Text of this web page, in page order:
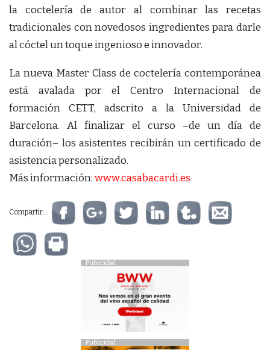
la coctelería de autor al combinar las recetas
tradicionales con novedosos ingredientes para darle
al cóctel un toque ingenioso e innovador.
La nueva Master Class de coctelería contemporánea
está avalada por el Centro Internacional de
formación CETT, adscrito a la Universidad de
Barcelona. Al finalizar el curso –de un día de
duración– los asistentes recibirán un certificado de
asistencia personalizado.
Más información:www.casabacardi.es
Compartir...
Publicidad
Publicidad